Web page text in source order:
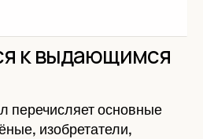
к выдающимся
перечисляет основные
изобретатели,